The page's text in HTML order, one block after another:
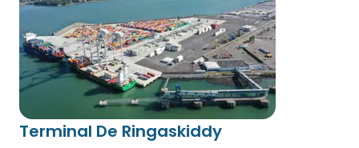
Terminal De Ringaskiddy